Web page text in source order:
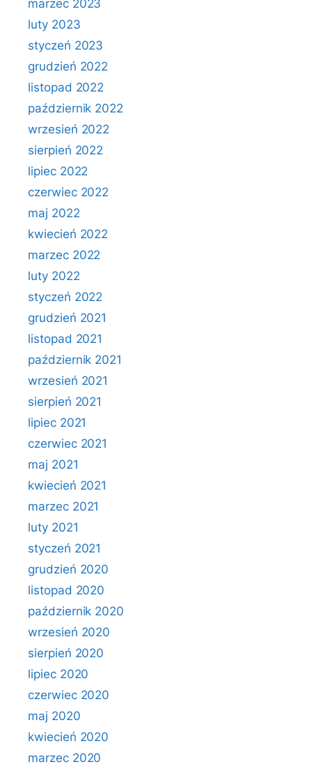
marzec 2023
luty 2023
styczeń 2023
grudzień 2022
listopad 2022
październik 2022
wrzesień 2022
sierpień 2022
lipiec 2022
czerwiec 2022
maj 2022
kwiecień 2022
marzec 2022
luty 2022
styczeń 2022
grudzień 2021
listopad 2021
październik 2021
wrzesień 2021
sierpień 2021
lipiec 2021
czerwiec 2021
maj 2021
kwiecień 2021
marzec 2021
luty 2021
styczeń 2021
grudzień 2020
listopad 2020
październik 2020
wrzesień 2020
sierpień 2020
lipiec 2020
czerwiec 2020
maj 2020
kwiecień 2020
marzec 2020